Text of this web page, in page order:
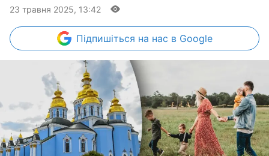
23 травня 2025, 13:42
Підпишіться на нас в Google